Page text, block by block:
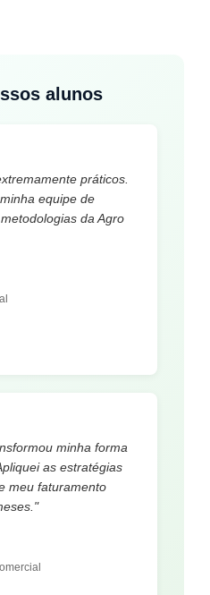
alunos
práticos.
equipe de
da Agro
minha forma
as estratégias
meu faturamento